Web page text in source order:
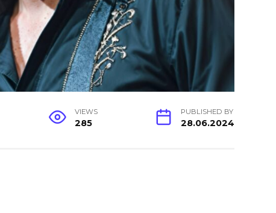
VIEWS
285
PUBLISHED BY
28.06.2024